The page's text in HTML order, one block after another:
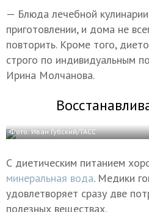
— Блюда лечебной
приготовлении, и дома не
повторить. Кроме того,
строго по индивидуальным
Ирина Молчанова.
Фото: Иван Губский/ТАСС
С диетическим питанием
минеральная вода. Медики
удовлетворяет сразу две
полезных веществах.